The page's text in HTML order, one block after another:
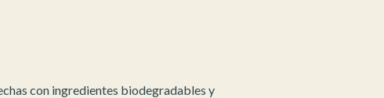
con ingredientes biodegradables y